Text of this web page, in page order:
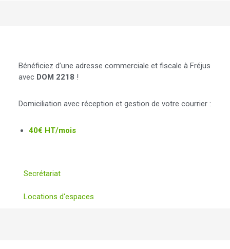
Bénéficiez d’une adresse commerciale et fiscale à Fréjus
avec DOM 2218 !
Domiciliation avec réception et gestion de votre courrier :
40€ HT/mois
Secrétariat
Locations d'espaces